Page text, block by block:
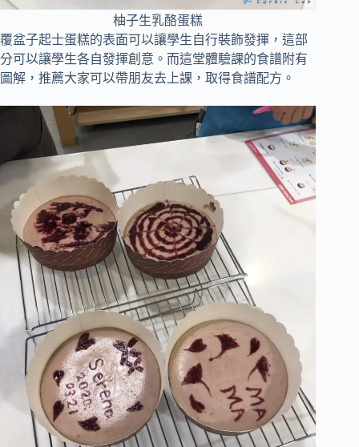
柚子生乳酪蛋糕
覆盆子起士蛋糕的表面可以讓學生自行裝飾發揮，這部
分可以讓學生各自發揮創意。而這堂體驗課的食譜附有
圖解，推薦大家可以帶朋友去上課，取得食譜配方。